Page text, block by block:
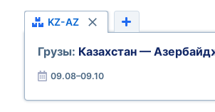
KZ-AZ
Грузы: Казахстан —
09.08–09.10